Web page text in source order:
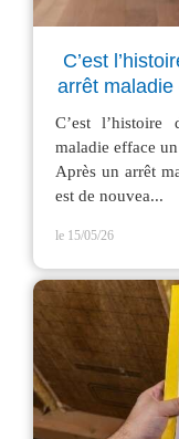
C’est
arrêt
C’est
maladie efface
Après un arrêt
est de nouvea...
le 15/05/26